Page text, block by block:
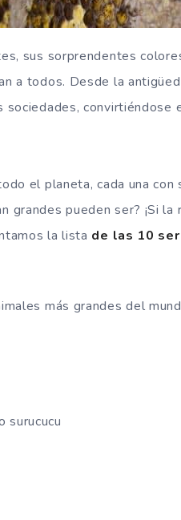
sus sorprendentes
a todos. Desde la
convirtiéndose
el planeta, cada una con
grandes pueden ser? ¡Si
la lista de las 10
más grandes del
surucucu